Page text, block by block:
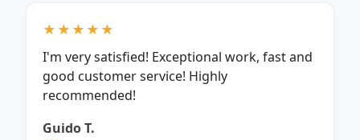
★★★★★
I'm very satisfied! Exceptional work, fast and
good customer service! Highly
recommended!
Guido T.